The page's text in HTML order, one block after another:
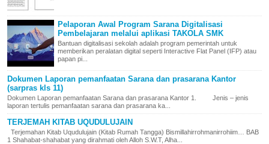
Pelaporan Awal Program Sarana Digitalisasi
Pembelajaran melalui aplikasi TAKOLA SMK
Bantuan digitalisasi sekolah adalah program pemerintah untuk
memberikan peralatan digital seperti Interactive Flat Panel (IFP) atau
papan pi...
Dokumen Laporan pemanfaatan Sarana dan prasarana Kantor
(sarpras kls 11)
Dokumen Laporan pemanfaatan Sarana dan prasarana Kantor 1. Jenis – jenis
laporan tertulis pemanfaatan sarana dan prasarana ka...
TERJEMAH KITAB UQUDULUJAIN
Terjemahan Kitab Uqudulujain (Kitab Rumah Tangga) Bismillahirrohmanirrohiim… BAB
1 Shahabat-shahabat yang dirahmati oleh Alloh S.W.T, Alha...